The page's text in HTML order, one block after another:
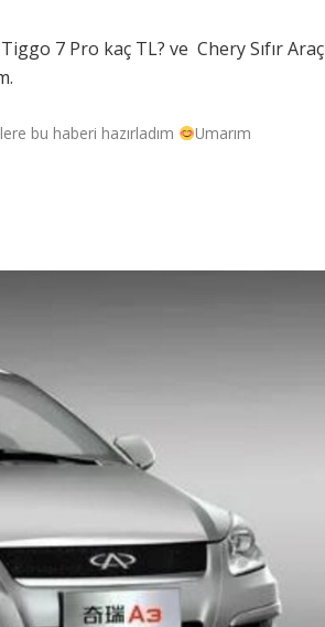
7 Pro kaç TL? ve Chery Sıfır Araç
bu haberi hazırladım
Umarım